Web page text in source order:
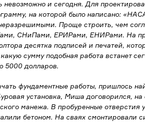
невозможно и сегодня. Для
на которой было написано:
Проще строить, чем
СНиПами, ЕРИРами, ЕНИРами. На
десятка подписей и печатей,
сумму подобная работа встанет
5000 долларов.
фундаментные работы, пришлось
установка, Миша договорился, на
манежа. В пробуренные
бетоном. На сваях смонтировали